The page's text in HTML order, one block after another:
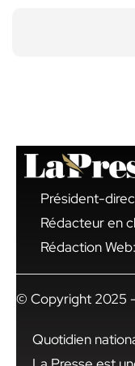
Président-
Rédacteur en
Rédaction
© Copyright 2025
Quotidien